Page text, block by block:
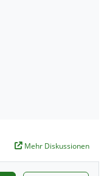
Mehr Diskussionen